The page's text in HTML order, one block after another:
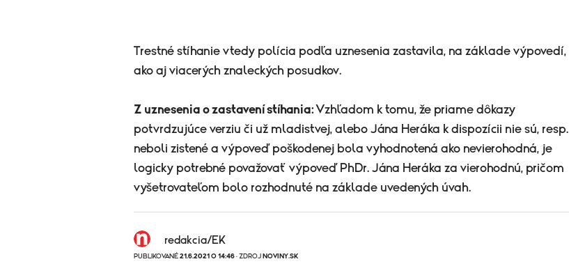
Trestné stíhanie vtedy polícia podľa uznesenia zastavila, na základe výpovedí,
ako aj viacerých znaleckých posudkov.
Z uznesenia o zastavení stíhania:Vzhľadom k tomu, že priame dôkazy
potvrdzujúce verziu či už mladistvej, alebo Jána Heráka k dispozícii nie sú, resp.
neboli zistené a výpoveď poškodenej bola vyhodnotená ako nevierohodná, je
logicky potrebné považovať výpoveď PhDr. Jána Heráka za vierohodnú, pričom
vyšetrovateľom bolo rozhodnuté na základe uvedených úvah.
redakcia/EK
PUBLIKOVANÉ 21.6.2021 O 14:46 · ZDROJ NOVINY.SK